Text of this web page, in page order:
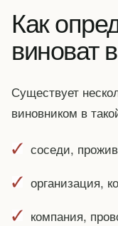
Как
виноват
Существует
виновником в
соседи,
организация,
компания,